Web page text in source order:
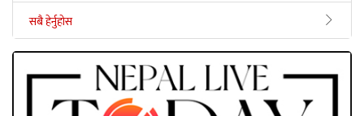
सबै हेर्नुहोस